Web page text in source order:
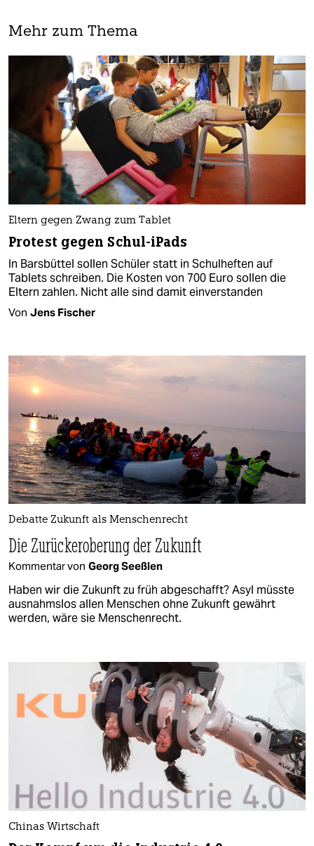
Mehr zum Thema
Eltern gegen Zwang zum Tablet
Protest gegen Schul-iPads
In Barsbüttel sollen Schüler statt in Schulheften auf
Tablets schreiben. Die Kosten von 700 Euro sollen die
Eltern zahlen. Nicht alle sind damit einverstanden
Von Jens Fischer
Debatte Zukunft als Menschenrecht
Die Zurückeroberung der Zukunft
Kommentar von Georg Seeßlen
Haben wir die Zukunft zu früh abgeschafft? Asyl müsste
ausnahmslos allen Menschen ohne Zukunft gewährt
werden, wäre sie Menschenrecht.
Chinas Wirtschaft